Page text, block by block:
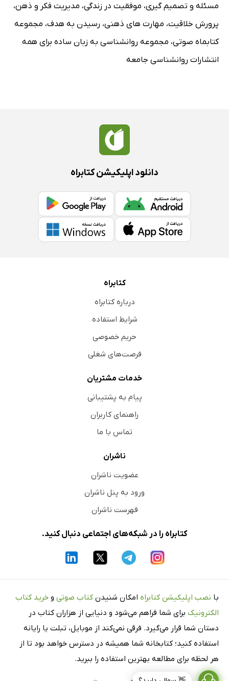
مسئله و تصمیم گیری، موفقیت در زندگی، مدیریت فکر و ذهن،
پرورش خلاقیت، مهارت های ذهنی، رسیدن به هدف، مجموعه
کتابماه صوتی، مجموعه روانشناسی به زبان ساده برای همه
انتشارات روانشناسی جامعه
دانلود اپلیکیشن کتابراه
کتابراه
درباره کتابراه
شرایط استفاده
حریم خصوصی
فرصت‌های شغلی
خدمات مشتریان
پیام به پشتیبانی
راهنمای کاربران
تماس با ما
ناشران
عضویت ناشران
ورود به پنل ناشران
فهرست ناشران
کتابراه را در شبکه‌های اجتماعی دنبال کنید.
با نصب اپلیکیشن کتابراه امکان شنیدن کتاب صوتی و خرید کتاب
الکترونیک برای شما فراهم می‌شود و دنیایی از هزاران کتاب در
دستان شما قرار می‌گیرد. فرقی نمی‌کند از موبایل، تبلت یا رایانه
استفاده کنید؛ کتابخانه شما همیشه در دسترس خواهد بود تا از
هر لحظه برای مطالعه بهترین استفاده را ببرید.